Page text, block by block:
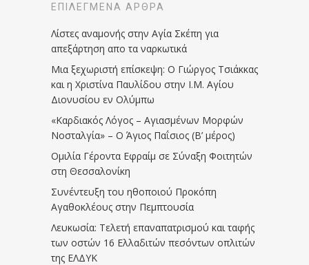
ΕΠΙΛΕΓΜΈΝΑ ΆΡΘΡΑ
Λίστες αναμονής στην Αγία Σκέπη για
απεξάρτηση απο τα ναρκωτικά
Μια ξεχωριστή επίσκεψη: Ο Γιώργος Τσιάκκας
και η Χριστίνα Παυλίδου στην Ι.Μ. Αγίου
Διονυσίου εν Ολύμπω
«Καρδιακός Λόγος – Αγιασμένων Μορφών
Νοσταλγία» – Ο Άγιος Παΐσιος (Β’ μέρος)
Ομιλία Γέροντα Εφραίμ σε Σύναξη Φοιτητών
στη Θεσσαλονίκη
Συνέντευξη του ηθοποιού Προκόπη
Αγαθοκλέους στην Πεμπτουσία
Λευκωσία: Τελετή επαναπατρισμού και ταφής
των οστών 16 Ελλαδιτών πεσόντων οπλιτών
της ΕΛΔΥΚ